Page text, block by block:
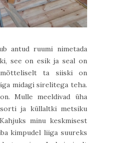
antud ruumi nimetada
see on esik ja seal on
ta siiski on
midagi sirelitega teha.
Mulle meeldivad üha
sorti ja küllaltki metsiku
minu keskmisest
kimpudel liiga suureks